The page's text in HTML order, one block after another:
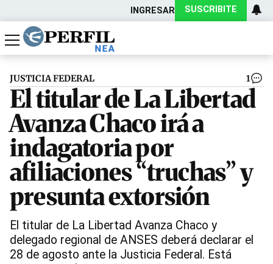
INGRESAR SUSCRIBITE
Política
Economía
Actualidad
JUSTICIA FEDERAL 1
El titular de La Libertad
Avanza Chaco irá a
indagatoria por
afiliaciones “truchas” y
presunta extorsión
El titular de La Libertad Avanza Chaco y
delegado regional de ANSES deberá declarar el
28 de agosto ante la Justicia Federal. Está